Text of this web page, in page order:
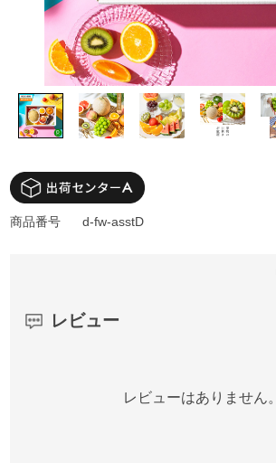
商品番号 d-fw-asstD
レビュー
レビューはありません。